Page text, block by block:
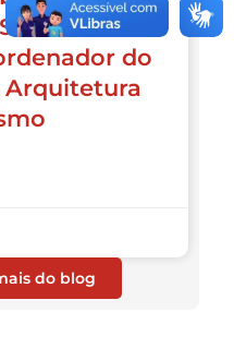
é o
do
Arquitetura
do blog